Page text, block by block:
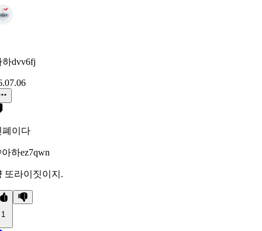
하dvv6fj
폐이다
아하ez7qwn
또라이짓이지.
1